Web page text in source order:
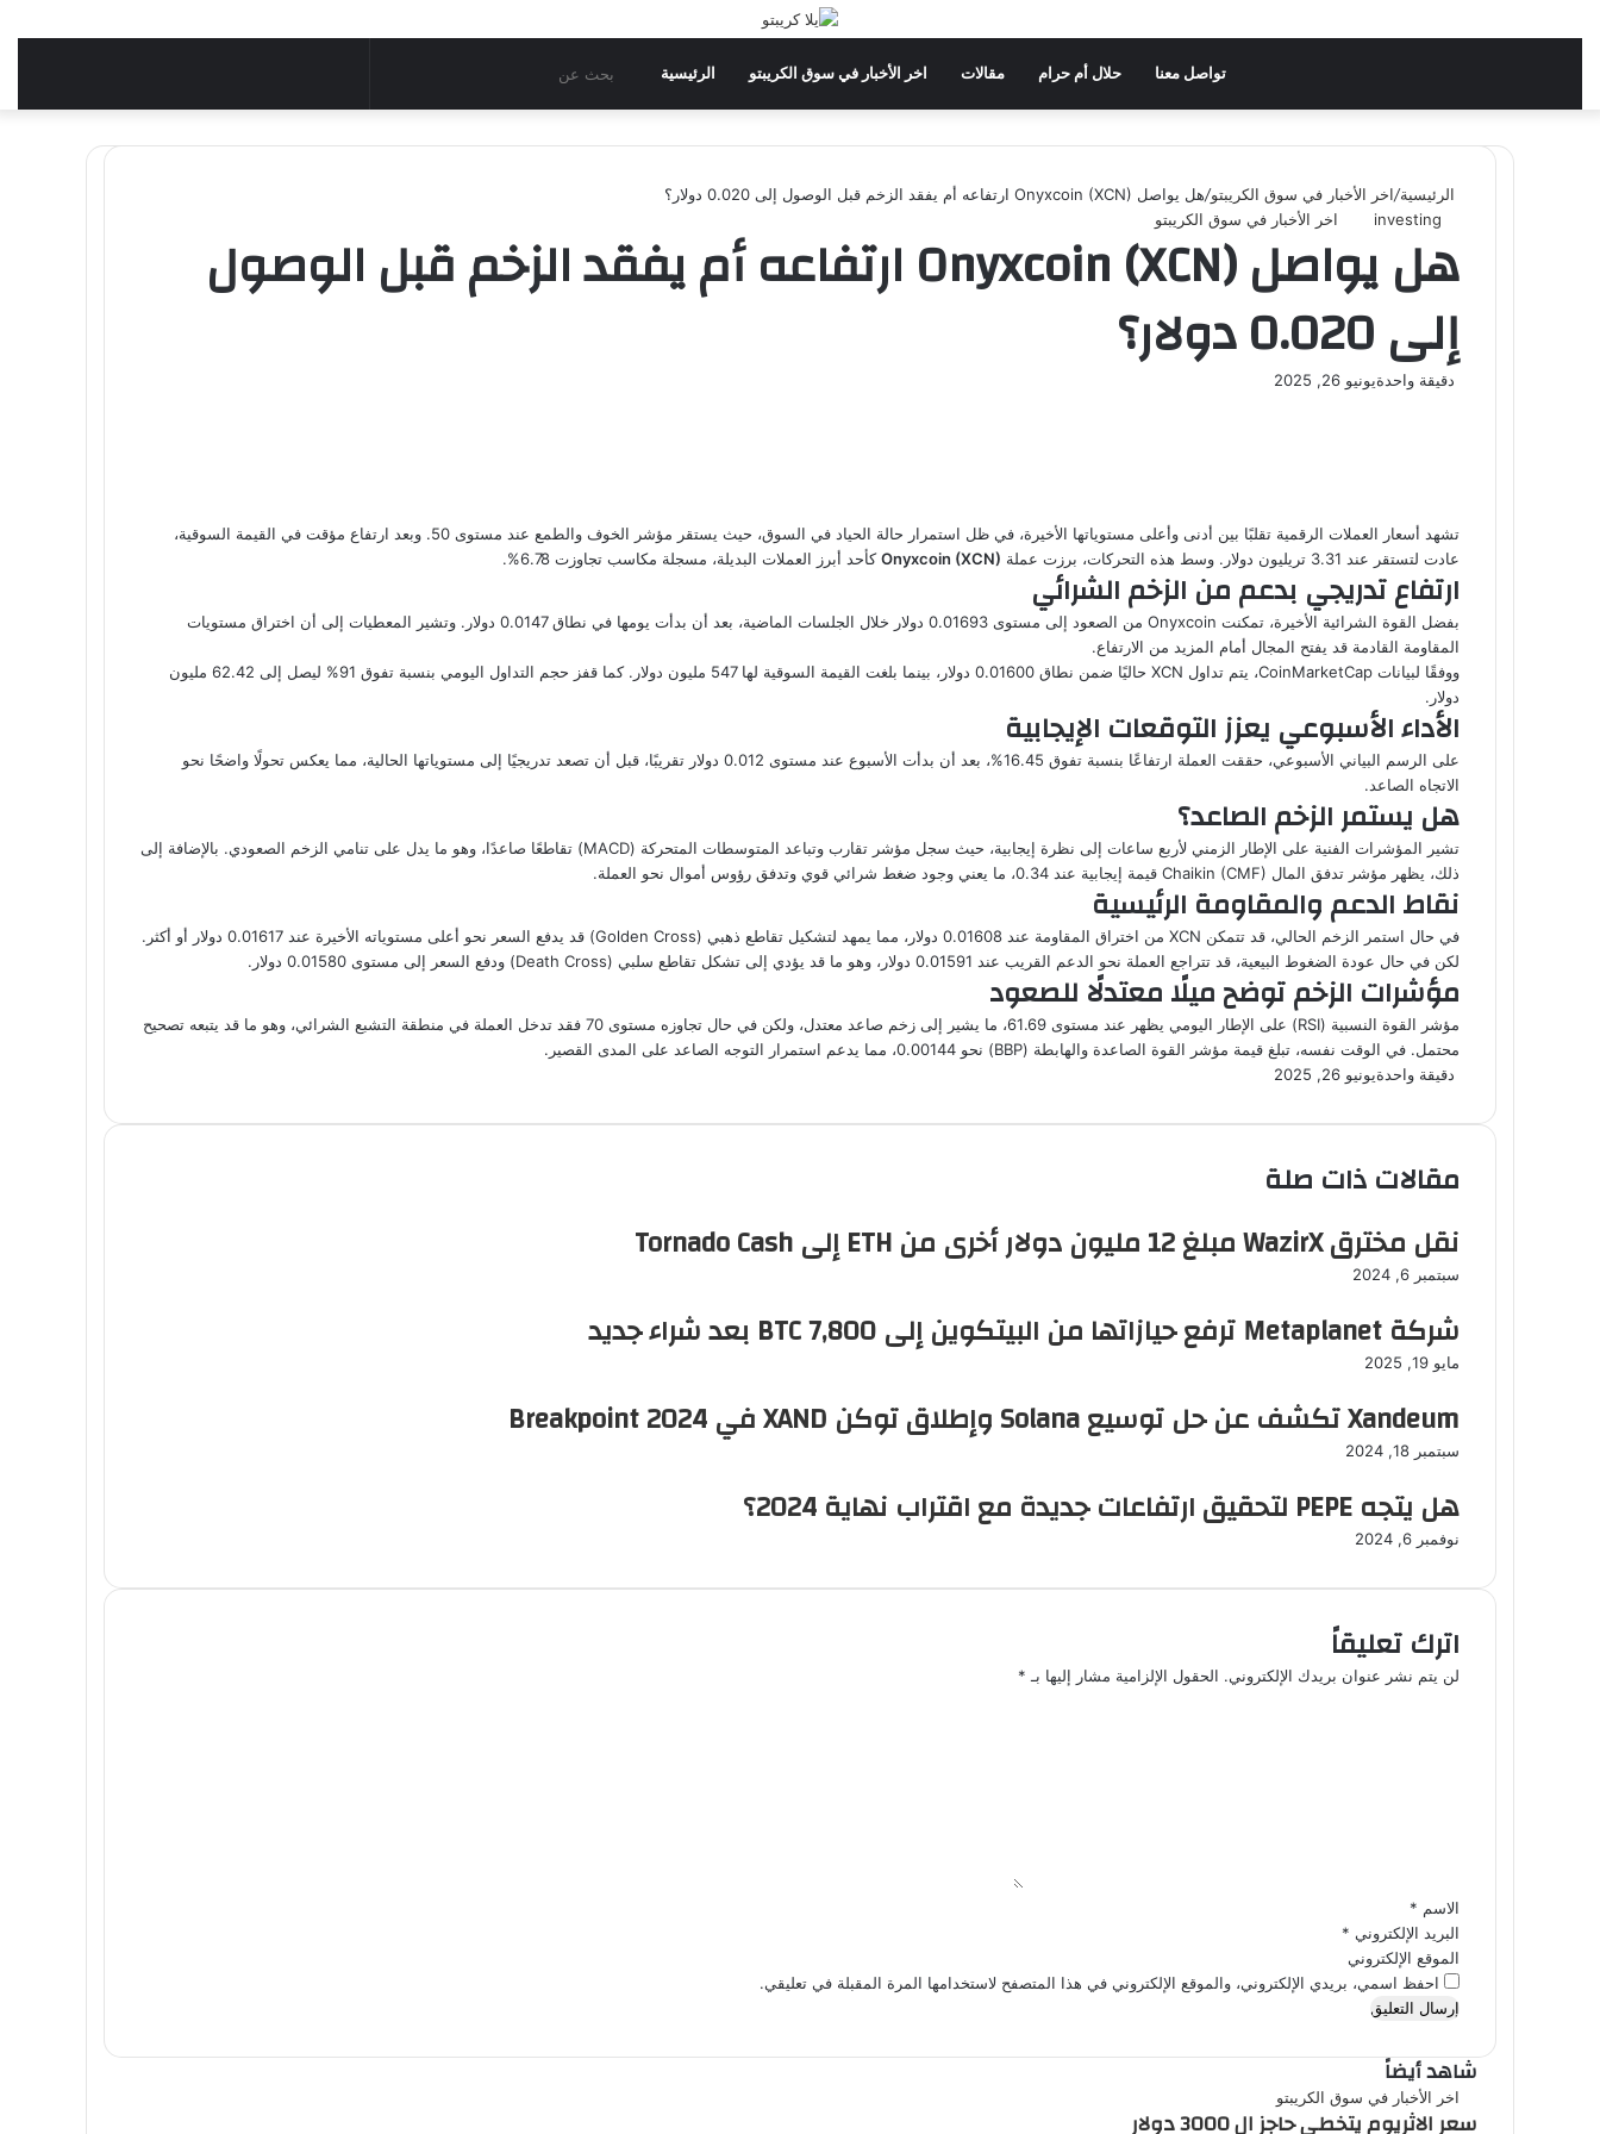
الرئيسية اخر الأخبار في سوق الكريبتو مقالات حلال أم حرام تواصل معنا بحث
عن
الرئيسية/اخر الأخبار في سوق الكريبتو/هل يواصل Onyxcoin (XCN) ارتفاعه أم يفقد الزخم قبل الوصول إلى 0.020 دولار؟
investing
اخر الأخبار في سوق الكريبتو
هل يواصل Onyxcoin (XCN) ارتفاعه أم يفقد الزخم قبل الوصول
إلى 0.020 دولار؟
يونيو 26, 2025دقيقة واحدة
تشهد أسعار العملات الرقمية تقلبًا بين أدنى وأعلى مستوياتها الأخيرة، في ظل استمرار حالة الحياد في السوق، حيث يستقر مؤشر الخوف والطمع عند مستوى 50. وبعد ارتفاع مؤقت في القيمة السوقية،
عادت لتستقر عند 3.31 تريليون دولار. وسط هذه التحركات، برزت عملة
Onyxcoin (XCN)كأحد أبرز العملات البديلة، مسجلة مكاسب تجاوزت 6.78%.
ارتفاع تدريجي بدعم من الزخم الشرائي
بفضل القوة الشرائية الأخيرة، تمكنت Onyxcoin من الصعود إلى مستوى 0.01693 دولار خلال الجلسات الماضية، بعد أن بدأت يومها في نطاق 0.0147 دولار. وتشير المعطيات إلى أن اختراق مستويات
المقاومة القادمة قد يفتح المجال أمام المزيد من الارتفاع.
ووفقًا لبيانات CoinMarketCap، يتم تداول XCN حاليًا ضمن نطاق 0.01600 دولار، بينما بلغت القيمة السوقية لها 547 مليون دولار. كما قفز حجم التداول اليومي بنسبة تفوق 91% ليصل إلى 62.42 مليون
دولار.
الأداء الأسبوعي يعزز التوقعات الإيجابية
على الرسم البياني الأسبوعي، حققت العملة ارتفاعًا بنسبة تفوق 16.45%، بعد أن بدأت الأسبوع عند مستوى 0.012 دولار تقريبًا، قبل أن تصعد تدريجيًا إلى مستوياتها الحالية، مما يعكس تحولًا واضحًا نحو
الاتجاه الصاعد.
هل يستمر الزخم الصاعد؟
تشير المؤشرات الفنية على الإطار الزمني لأربع ساعات إلى نظرة إيجابية، حيث سجل مؤشر تقارب وتباعد المتوسطات المتحركة (MACD) تقاطعًا صاعدًا، وهو ما يدل على تنامي الزخم الصعودي. بالإضافة إلى
ذلك، يظهر مؤشر تدفق المال Chaikin (CMF) قيمة إيجابية عند 0.34، ما يعني وجود ضغط شرائي قوي وتدفق رؤوس أموال نحو العملة.
نقاط الدعم والمقاومة الرئيسية
في حال استمر الزخم الحالي، قد تتمكن XCN من اختراق المقاومة عند 0.01608 دولار، مما يمهد لتشكيل تقاطع ذهبي (Golden Cross) قد يدفع السعر نحو أعلى مستوياته الأخيرة عند 0.01617 دولار أو أكثر.
لكن في حال عودة الضغوط البيعية، قد تتراجع العملة نحو الدعم القريب عند 0.01591 دولار، وهو ما قد يؤدي إلى تشكل تقاطع سلبي (Death Cross) ودفع السعر إلى مستوى 0.01580 دولار.
مؤشرات الزخم توضح ميلًا معتدلًا للصعود
مؤشر القوة النسبية (RSI) على الإطار اليومي يظهر عند مستوى 61.69، ما يشير إلى زخم صاعد معتدل، ولكن في حال تجاوزه مستوى 70 فقد تدخل العملة في منطقة التشبع الشرائي، وهو ما قد يتبعه تصحيح
محتمل. في الوقت نفسه، تبلغ قيمة مؤشر القوة الصاعدة والهابطة (BBP) نحو 0.00144، مما يدعم استمرار التوجه الصاعد على المدى القصير.
يونيو 26, 2025دقيقة واحدة
مقالات ذات صلة
نقل مخترق WazirX مبلغ 12 مليون دولار أخرى من ETH إلى Tornado Cash
سبتمبر 6, 2024
شركة Metaplanet ترفع حيازاتها من البيتكوين إلى 7,800 BTC بعد شراء جديد
مايو 19, 2025
Xandeum تكشف عن حل توسيع Solana وإطلاق توكن XAND في Breakpoint 2024
سبتمبر 18, 2024
هل يتجه PEPE لتحقيق ارتفاعات جديدة مع اقتراب نهاية 2024؟
نوفمبر 6, 2024
اترك تعليقاً
لن يتم نشر عنوان بريدك الإلكتروني. الحقول الإلزامية مشار إليها بـ *
الاسم *
البريد الإلكتروني *
الموقع الإلكتروني
احفظ اسمي، بريدي الإلكتروني، والموقع الإلكتروني في هذا المتصفح لاستخدامها المرة المقبلة في تعليقي.
شاهد أيضاً
إغلاقاخر الأخبار في سوق الكريبتو
سعر الاثريوم يتخطى حاجز ال 3000 دولار